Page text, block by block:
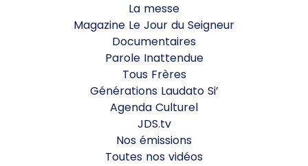
La messe
Magazine Le Jour du Seigneur
Documentaires
Parole Inattendue
Tous Frères
Générations Laudato Si’
Agenda Culturel
JDS.tv
Nos émissions
Toutes nos vidéos